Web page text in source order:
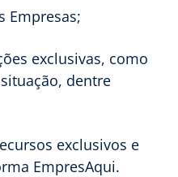
Empresas;
exclusivas, como
dentre
exclusivos e
EmpresAqui.